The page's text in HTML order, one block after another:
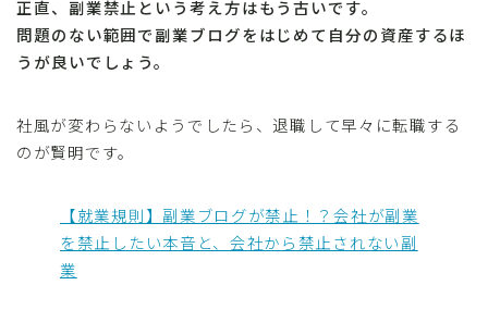
正直、副業禁止という考え方はもう古いです。
問題のない範囲で副業ブログをはじめて自分の資産するほ
うが良いでしょう。
社風が変わらないようでしたら、退職して早々に転職する
のが賢明です。
【就業規則】副業ブログが禁止！？会社が副業
を禁止したい本音と、会社から禁止されない副
業